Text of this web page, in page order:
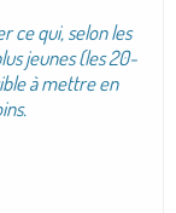
ce qui, selon les
jeunes (les 20-
à mettre en